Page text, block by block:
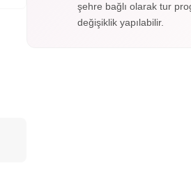
şehre bağlı olarak tur
değişiklik yapılabilir.